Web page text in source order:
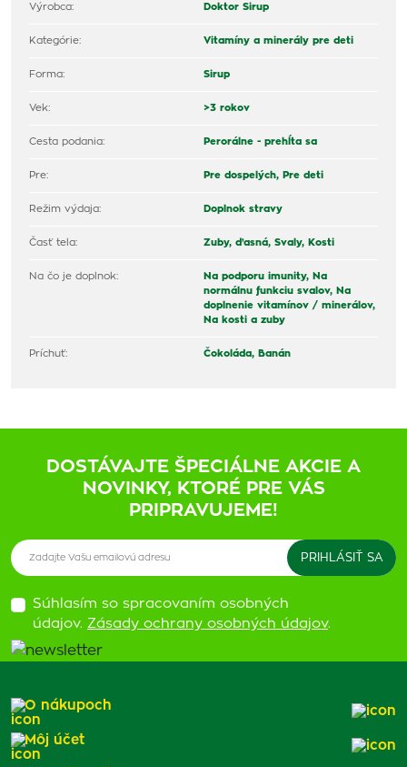
Výrobca: Doktor Sirup
Kategórie: Vitamíny a minerály pre deti
Forma: Sirup
Vek: >3 rokov
Cesta podania: Perorálne - prehĺta sa
Pre: Pre dospelých, Pre deti
Režim výdaja: Doplnok stravy
Časť tela: Zuby, ďasná, Svaly, Kosti
Na čo je doplnok: Na podporu imunity, Na
normálnu funkciu svalov, Na
doplnenie vitamínov / minerálov,
Na kosti a zuby
Príchuť: Čokoláda, Banán
DOSTÁVAJTE ŠPECIÁLNE AKCIE A
NOVINKY, KTORÉ PRE VÁS
PRIPRAVUJEME!
Súhlasím so spracovaním osobných
údajov. Zásady ochrany osobných údajov.
O nákupoch
Môj účet